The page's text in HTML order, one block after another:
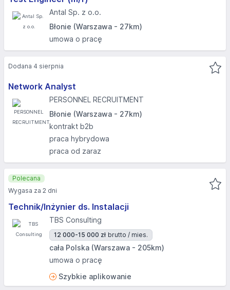
Antal Sp. z o.o.
Błonie (Warszawa - 27km)
umowa o pracę
Network Analyst
PERSONNEL RECRUITMENT
Błonie (Warszawa - 27km)
kontrakt b2b
praca hybrydowa
praca od zaraz
Dodana 4 sierpnia
Technik/Inżynier ds. Instalacji
TBS Consulting
12 000-15 000 zł brutto / mies.
cała Polska (Warszawa - 205km)
umowa o pracę
Szybkie aplikowanie
Polecana
Wygasa za 2 dni